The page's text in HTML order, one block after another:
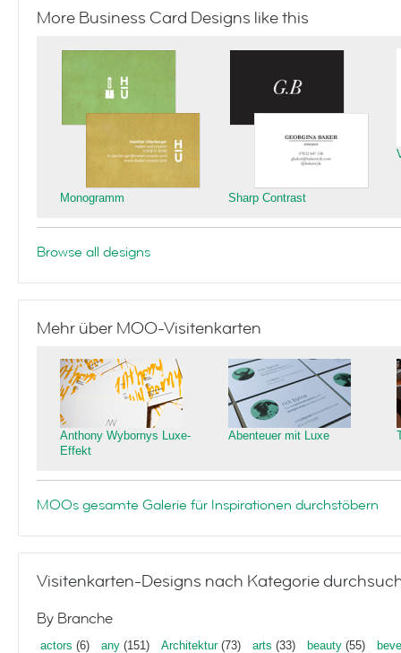
More Business Card Designs like this
Monogramm Sharp Contrast
Browse all designs
Mehr über MOO-Visitenkarten
Anthony Wybornys Luxe-
Effekt
Abenteuer mit Luxe
MOOs gesamte Galerie für Inspirationen durchstöbern
Visitenkarten-Designs nach Kategorie
By Branche
actors (6) any (151) Architektur(73) arts (33) beauty (55)